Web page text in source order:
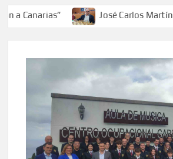
José Carlos Martín: